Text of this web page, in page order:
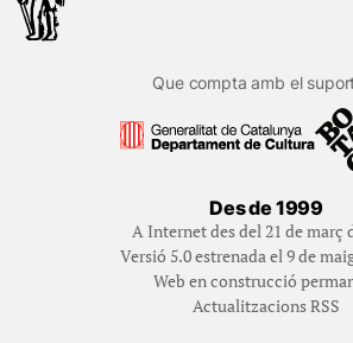
Que compta amb el
Des de 1999
A Internet des del 21 de març
Versió 5.0 estrenada el 9 de
Web en construcció
Actualitzacions RSS